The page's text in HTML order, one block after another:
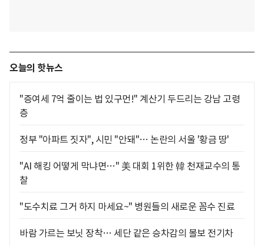
오늘의 핫뉴스
"증여세 7억 줄이는 법 있구먼!" 계산기 두드리는 강남 고령
층
정부 "아파트 짓자", 시민 "안돼"… 논란의 서울 '황금 땅'
"AI 해킹 어떻게 막냐면…" 美 대회 1위한 韓 천재교수의 통
찰
"도수치료 그거 하지 마세요~" 병원들의 새로운 꼼수 진료
바람 가르는 보닛 장착… 세단 같은 승차감의 볼보 전기차